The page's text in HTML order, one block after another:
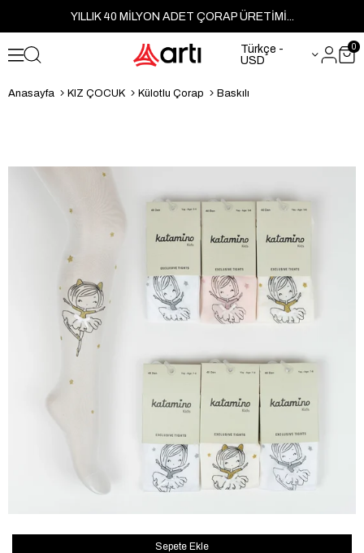
YILLIK 40 MİLYON ADET ÇORAP ÜRETİMİ...
Türkçe -
USD
0
Anasayfa KIZ ÇOCUK Külotlu Çorap Baskılı
Sepete Ekle